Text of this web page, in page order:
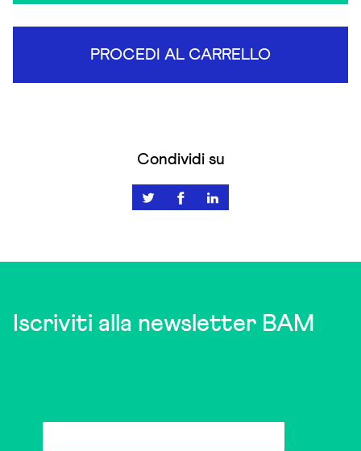
PROCEDI AL CARRELLO
Condividi su
Iscriviti alla newsletter BAM